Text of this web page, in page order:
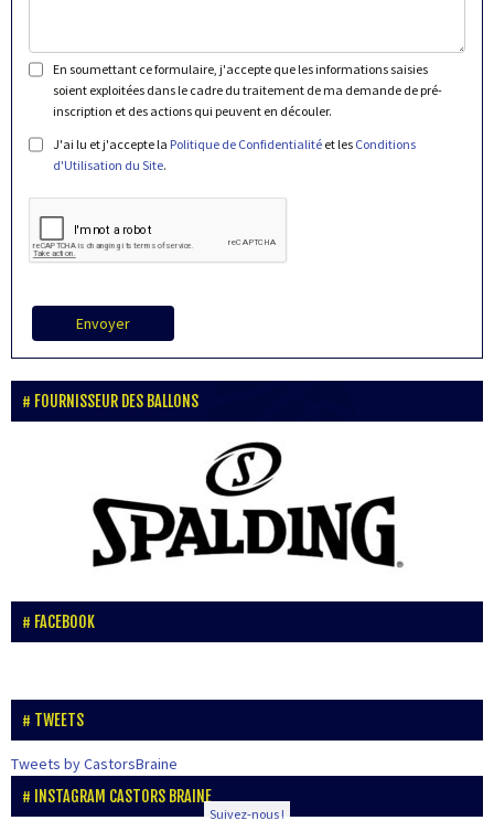
En soumettant ce formulaire, j'accepte que les informations saisies
soient exploitées dans le cadre du traitement de ma demande de pré-
inscription et des actions qui peuvent en découler.
J'ai lu et j'accepte la Politique de Confidentialité et les Conditions
d'Utilisation du Site.
Envoyer
FOURNISSEUR DES BALLONS
FACEBOOK
TWEETS
Tweets by CastorsBraine
INSTAGRAM CASTORS BRAINE
Suivez-nous !